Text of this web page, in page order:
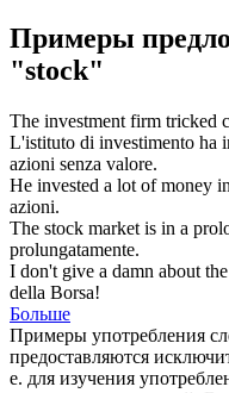
Примеры
"stock"
The investment firm tricked
L'istituto di investimento ha
azioni senza valore.
He invested a lot of money in
azioni.
The stock market is in a
prolungatamente.
I don't give a damn about the
della Borsa!
Больше
Примеры употребления
предоставляются
е. для изучения